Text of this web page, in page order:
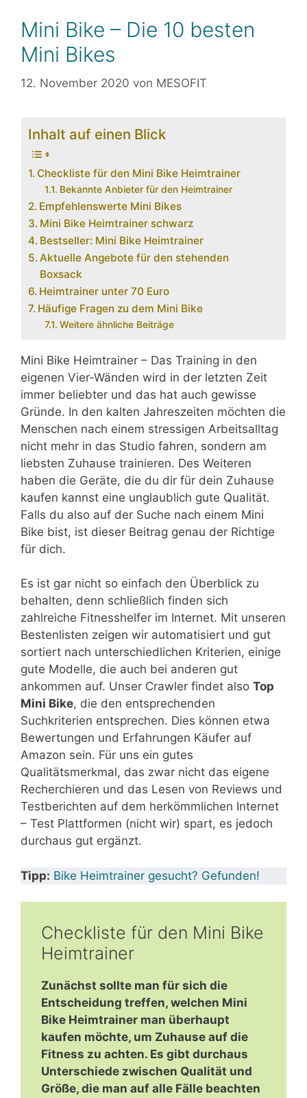
Mini Bike – Die 10 besten
Mini Bikes
12. November 2020 von MESOFIT
Inhalt auf einen Blick
Checkliste für den Mini Bike Heimtrainer
Bekannte Anbieter für den Heimtrainer
Empfehlenswerte Mini Bikes
Mini Bike Heimtrainer schwarz
Bestseller: Mini Bike Heimtrainer
Aktuelle Angebote für den stehenden
Boxsack
Heimtrainer unter 70 Euro
Häufige Fragen zu dem Mini Bike
Weitere ähnliche Beiträge
Mini Bike Heimtrainer – Das Training in den
eigenen Vier-Wänden wird in der letzten Zeit
immer beliebter und das hat auch gewisse
Gründe. In den kalten Jahreszeiten möchten die
Menschen nach einem stressigen Arbeitsalltag
nicht mehr in das Studio fahren, sondern am
liebsten Zuhause trainieren. Des Weiteren
haben die Geräte, die du dir für dein Zuhause
kaufen kannst eine unglaublich gute Qualität.
Falls du also auf der Suche nach einem Mini
Bike bist, ist dieser Beitrag genau der Richtige
für dich.
Es ist gar nicht so einfach den Überblick zu
behalten, denn schließlich finden sich
zahlreiche Fitnesshelfer im Internet. Mit unseren
Bestenlisten zeigen wir automatisiert und gut
sortiert nach unterschiedlichen Kriterien, einige
gute Modelle, die auch bei anderen gut
ankommen auf. Unser Crawler findet also Top
Mini Bike, die den entsprechenden
Suchkriterien entsprechen. Dies können etwa
Bewertungen und Erfahrungen Käufer auf
Amazon sein. Für uns ein gutes
Qualitätsmerkmal, das zwar nicht das eigene
Recherchieren und das Lesen von Reviews und
Testberichten auf dem herkömmlichen Internet
– Test Plattformen (nicht wir) spart, es jedoch
durchaus gut ergänzt.
Tipp: Bike Heimtrainer gesucht? Gefunden!
Checkliste für den Mini Bike
Heimtrainer
Zunächst sollte man für sich die
Entscheidung treffen, welchen Mini
Bike Heimtrainer man überhaupt
kaufen möchte, um Zuhause auf die
Fitness zu achten. Es gibt durchaus
Unterschiede zwischen Qualität und
Größe, die man auf alle Fälle beachten